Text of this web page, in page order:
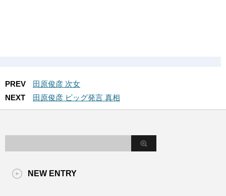
PREV
田原俊彦 次女
NEXT
田原俊彦 ビッグ発言 真相
NEW ENTRY